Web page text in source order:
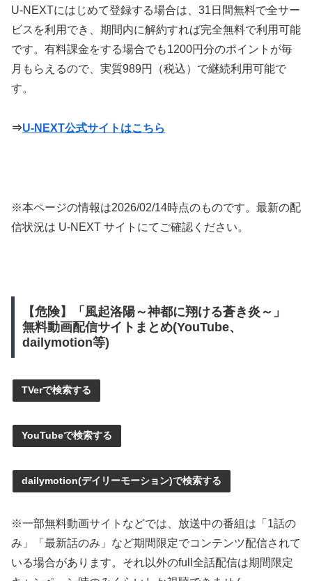
U-NEXTにはじめて登録する場合は、31日間無料で全サー
ビスを利用でき、期間内に解約すれば完全無料で利用可能
です。有料課金をする場合でも1200円分のポイントが毎
月もらえるので、実質989円（税込）で継続利用可能で
す。
⇒U-NEXT公式サイトはこちら
※本ページの情報は2026/02/14時点のものです。最新の配
信状況は U-NEXT サイトにてご確認ください。
【危険】「風起洛陽～神都に翔ける蒼き炎～」
無料動画配信サイトまとめ(YouTube、
dailymotion等)
TVerで検索する
YouTubeで検索する
dailymotion(デイリーモーション)で検索する
※一部無料動画サイトなどでは、放送中の番組は「1話の
み」「最新話のみ」など期間限定でコンテンツ配信されて
いる場合があります。それ以外のfull全話配信は期間限定